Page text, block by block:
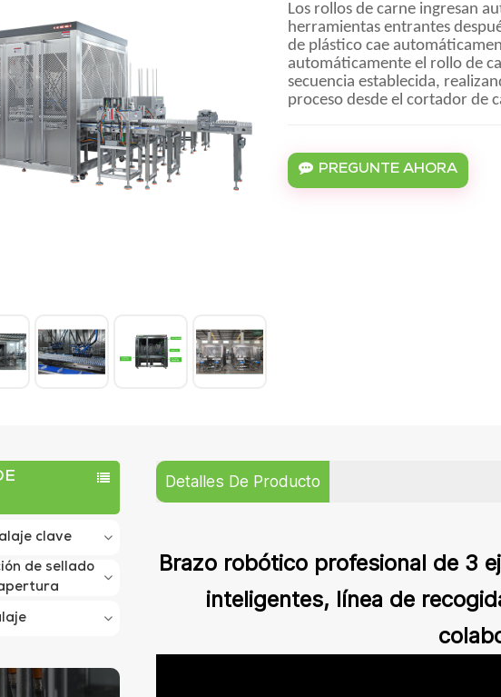
Los rollos de carne ingresan
herramientas entrantes
de plástico cae
automáticamente el rollo de
secuencia establecida,
proceso desde el cortador de
PREGUNTE AHORA
clave
de sellado
Detalles De Producto
Brazo robótico profesional de 3
inteligentes, línea de